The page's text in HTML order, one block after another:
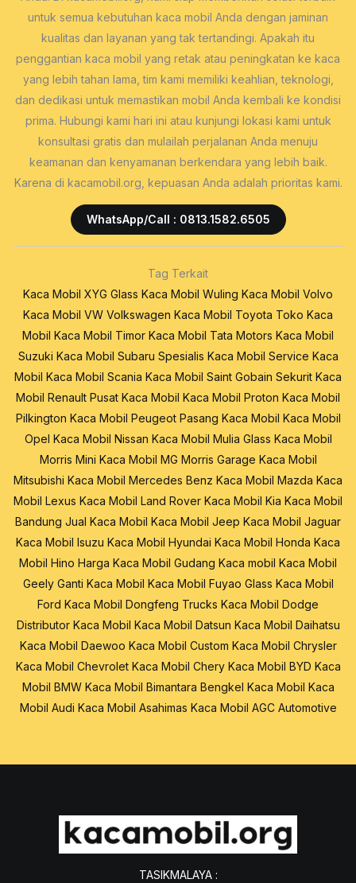
untuk semua kebutuhan kaca mobil Anda dengan jaminan
kualitas dan layanan yang tak tertandingi. Apakah itu
penggantian kaca mobil yang retak atau peningkatan ke kaca
yang lebih tahan lama, tim kami memiliki keahlian, teknologi,
dan dedikasi untuk memastikan mobil Anda kembali ke kondisi
prima. Hubungi kami hari ini atau kunjungi lokasi kami untuk
konsultasi gratis dan mulailah perjalanan Anda menuju
keamanan dan kenyamanan berkendara yang lebih baik.
Karena di kacamobil.org, kepuasan Anda adalah prioritas kami.
WhatsApp/Call : 0813.1582.6505
Tag Terkait
Kaca Mobil XYG Glass Kaca Mobil Wuling Kaca Mobil Volvo
Kaca Mobil VW Volkswagen Kaca Mobil Toyota Toko Kaca
Mobil Kaca Mobil Timor Kaca Mobil Tata Motors Kaca Mobil
Suzuki Kaca Mobil Subaru Spesialis Kaca Mobil Service Kaca
Mobil Kaca Mobil Scania Kaca Mobil Saint Gobain Sekurit Kaca
Mobil Renault Pusat Kaca Mobil Kaca Mobil Proton Kaca Mobil
Pilkington Kaca Mobil Peugeot Pasang Kaca Mobil Kaca Mobil
Opel Kaca Mobil Nissan Kaca Mobil Mulia Glass Kaca Mobil
Morris Mini Kaca Mobil MG Morris Garage Kaca Mobil
Mitsubishi Kaca Mobil Mercedes Benz Kaca Mobil Mazda Kaca
Mobil Lexus Kaca Mobil Land Rover Kaca Mobil Kia Kaca Mobil
Bandung Jual Kaca Mobil Kaca Mobil Jeep Kaca Mobil Jaguar
Kaca Mobil Isuzu Kaca Mobil Hyundai Kaca Mobil Honda Kaca
Mobil Hino Harga Kaca Mobil Gudang Kaca mobil Kaca Mobil
Geely Ganti Kaca Mobil Kaca Mobil Fuyao Glass Kaca Mobil
Ford Kaca Mobil Dongfeng Trucks Kaca Mobil Dodge
Distributor Kaca Mobil Kaca Mobil Datsun Kaca Mobil Daihatsu
Kaca Mobil Daewoo Kaca Mobil Custom Kaca Mobil Chrysler
Kaca Mobil Chevrolet Kaca Mobil Chery Kaca Mobil BYD Kaca
Mobil BMW Kaca Mobil Bimantara Bengkel Kaca Mobil Kaca
Mobil Audi Kaca Mobil Asahimas Kaca Mobil AGC Automotive
TASIKMALAYA :